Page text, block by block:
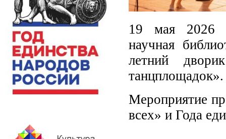
19 мая 2026
научная
летний
танцплощадок».
Мероприятие
всех» и Года